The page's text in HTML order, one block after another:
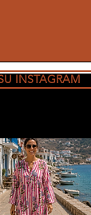
INSTAGRAM